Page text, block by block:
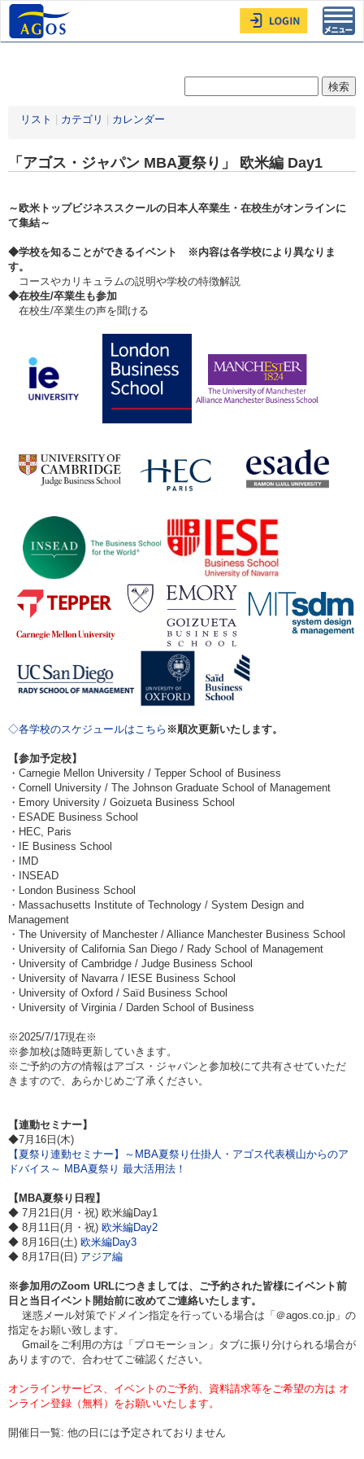
リスト カテゴリ カレンダー
「アゴス・ジャパン MBA夏祭り」 欧米編 Day1
～欧米トップビジネススクールの日本人卒業生・在校生がオンラインに
て集結～
◆学校を知ることができるイベント ※内容は各学校により異なりま
す。
コースやカリキュラムの説明や学校の特徴解説
◆在校生/卒業生も参加
在校生/卒業生の声を聞ける
◇各学校のスケジュールはこちら ※順次更新いたします。
【参加予定校】
・Carnegie Mellon University / Tepper School of Business
・Cornell University / The Johnson Graduate School of Management
・Emory University / Goizueta Business School
・ESADE Business School
・HEC, Paris
・IE Business School
・IMD
・INSEAD
・London Business School
・Massachusetts Institute of Technology / System Design and
Management
・The University of Manchester / Alliance Manchester Business School
・University of California San Diego / Rady School of Management
・University of Cambridge / Judge Business School
・University of Navarra / IESE Business School
・University of Oxford / Saïd Business School
・University of Virginia / Darden School of Business
※2025/7/17現在※
※参加校は随時更新していきます。
※ご予約の方の情報はアゴス・ジャパンと参加校にて共有させていただ
きますので、あらかじめご了承ください。
【連動セミナー】
◆7月16日(木)
【夏祭り連動セミナー】～MBA夏祭り仕掛人・アゴス代表横山からのア
ドバイス～ MBA夏祭り 最大活用法！
【MBA夏祭り日程】
◆ 7月21日(月・祝) 欧米編Day1
◆ 8月11日(月・祝) 欧米編Day2
◆ 8月16日(土) 欧米編Day3
◆ 8月17日(日) アジア編
※参加用のZoom URLにつきましては、ご予約された皆様にイベント前
日と当日イベント開始前に改めてご連絡いたします。
迷惑メール対策でドメイン指定を行っている場合は「＠agos.co.jp」の
指定をお願い致します。
Gmailをご利用の方は「プロモーション」タブに振り分けられる場合が
ありますので、合わせてご確認ください。
オンラインサービス、イベントのご予約、資料請求等をご希望の方は オ
ンライン登録（無料）をお願いいたします。
開催日一覧: 他の日には予定されておりません